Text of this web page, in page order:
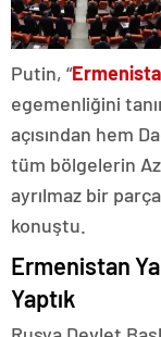
Putin, “
egemenliğini
açısından hem
tüm bölgelerin
ayrılmaz bir
konuştu.
Ermenistan
Yaptık